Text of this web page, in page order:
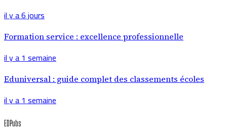
il y a 6 jours
Formation service : excellence professionnelle
il y a 1 semaine
Eduniversal : guide complet des classements écoles
il y a 1 semaine
EDPubs